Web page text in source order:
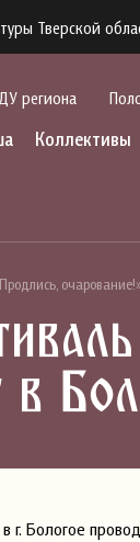
Тверской
региона
Коллективы
в
Бологое